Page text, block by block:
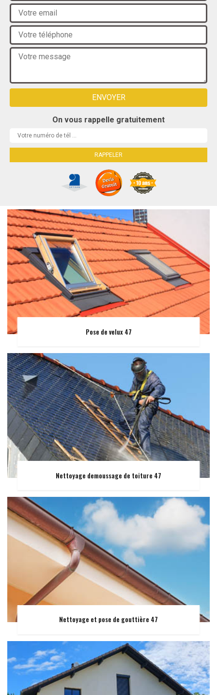
On vous rappelle gratuitement
Pose de velux 47
Nettoyage demoussage de toiture 47
Nettoyage et pose de gouttière 47